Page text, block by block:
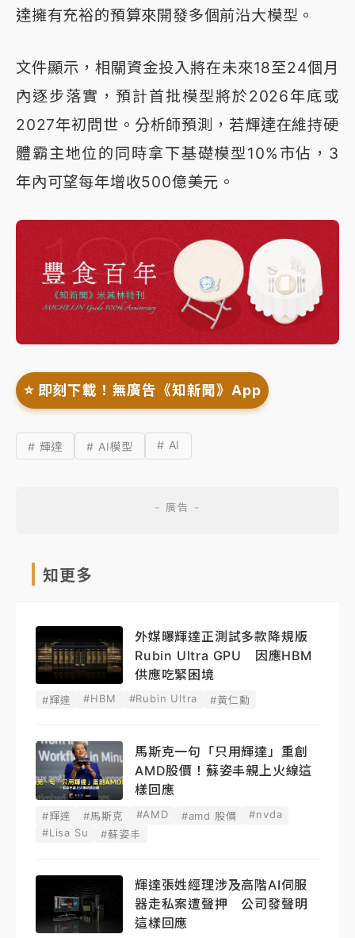
達擁有充裕的預算來開發多個前沿大模型。
文件顯示，相關資金投入將在未來18至24個月
內逐步落實，預計首批模型將於2026年底或
2027年初問世。分析師預測，若輝達在維持硬
體霸主地位的同時拿下基礎模型10%市佔，3
年內可望每年增收500億美元。
⭐️ 即刻下載！無廣告《知新聞》App
# 輝達 # AI模型 # AI
知更多
外媒曝輝達正測試多款降規版
Rubin Ultra GPU 因應HBM
供應吃緊困境
#輝達 #HBM #Rubin Ultra #黃仁勳
馬斯克一句「只用輝達」重創
AMD股價！蘇姿丰親上火線這
樣回應
#輝達 #馬斯克 #AMD #amd 股價
#nvda
#Lisa Su
#蘇姿丰
輝達張姓經理涉及高階AI伺服
器走私案遭聲押 公司發聲明
這樣回應